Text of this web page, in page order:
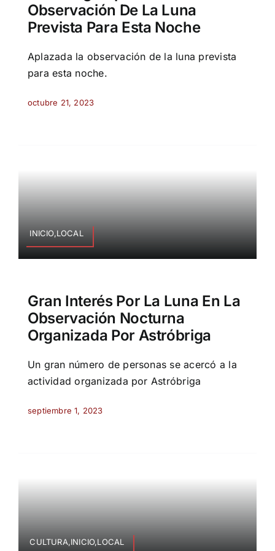
Observación De La Luna
Prevista Para Esta Noche
Aplazada la observación de la luna prevista
para esta noche.
octubre 21, 2023
INICIO,LOCAL
Gran Interés Por La Luna En La
Observación Nocturna
Organizada Por Astróbriga
Un gran número de personas se acercó a la
actividad organizada por Astróbriga
septiembre 1, 2023
CULTURA,INICIO,LOCAL